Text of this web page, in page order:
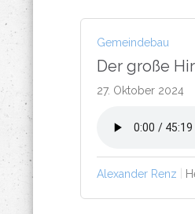
Gemeindebau
Der große
27. Oktober 2024
Alexander Renz